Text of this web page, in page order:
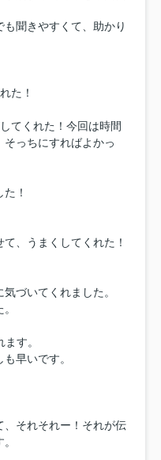
聞きやすくて、助かり
た！
てくれた！今回は時間
っちにすればよかっ
！
、うまくしてくれた！
づいてくれました。
す。
早いです。
それそれー！それが伝